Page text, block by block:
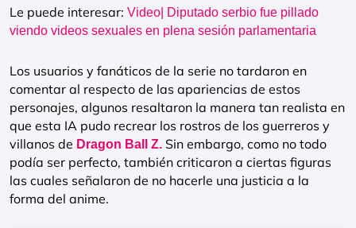
Le puede interesar: Video| Diputado serbio fue pillado
viendo videos sexuales en plena sesión parlamentaria
Los usuarios y fanáticos de la serie no tardaron en
comentar al respecto de las apariencias de estos
personajes, algunos resaltaron la manera tan realista en
que esta IA pudo recrear los rostros de los guerreros y
villanos de Dragon Ball Z. Sin embargo, como no todo
podía ser perfecto, también criticaron a ciertas figuras
las cuales señalaron de no hacerle una justicia a la
forma del anime.